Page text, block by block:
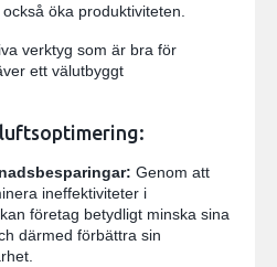
öka produktiviteten.
verktyg som är bra för
ett välutbyggt
Genom att
ineffektiviteter i
företag betydligt minska sina
därmed förbättra sin